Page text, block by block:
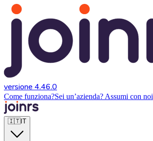
versione 4.46.0
Come funziona?Sei un’azienda? Assumi con noi
🇮🇹IT